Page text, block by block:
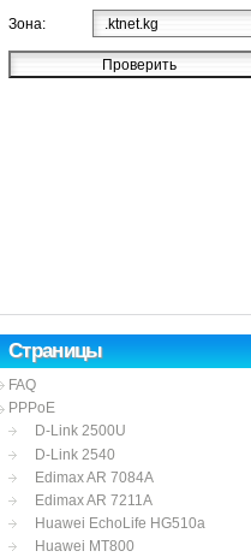
Зона:
Страницы
FAQ
PPPoE
D-Link 2500U
D-Link 2540
Edimax AR 7084A
Edimax AR 7211A
Huawei EchoLife HG510a
Huawei MT800